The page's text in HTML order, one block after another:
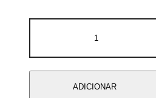
de
-
ml
ADICIONAR